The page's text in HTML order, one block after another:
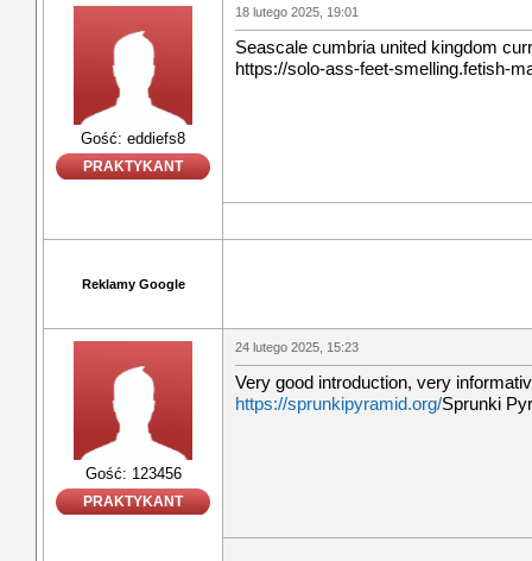
Gość: eddiefs8
PRAKTYKANT
18 lutego 2025, 19:01
Seascale cumbria united kingdom
https://solo-ass-feet-smelling.fetish-
Reklamy Google
Gość: 123456
PRAKTYKANT
24 lutego 2025, 15:23
Very good introduction, very
https://sprunkipyramid.org/Sprunki